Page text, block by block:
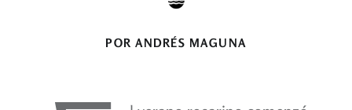
POR ANDRÉS MAGUNA